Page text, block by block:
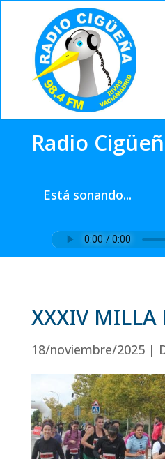
Radio
Está sonando...
XXXIV MILLA
18/noviembre/2025|